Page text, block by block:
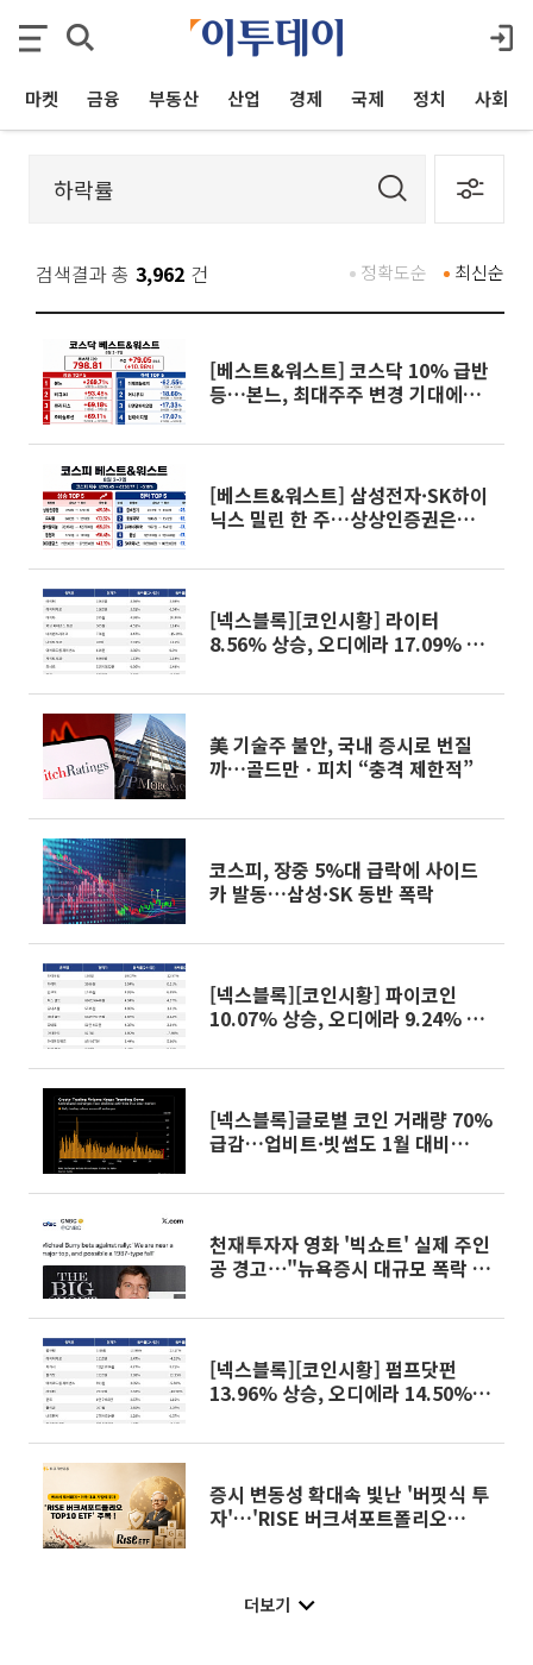
마켓 금융 부동산 산업 경제 국제 정치 사회
검색결과 총 3,962 건 최신순
정확도순
[베스트&워스트] 코스닥 10% 급반
등…본느, 최대주주 변경 기대에
[베스트&워스트] 삼성전자·SK하이
닉스 밀린 한 주…상상인증권은
[넥스블록][코인시황] 라이터
8.56% 상승, 오디에라 17.09% 하
美 기술주 불안, 국내 증시로 번질
까…골드만ㆍ피치 “충격 제한적”
코스피, 장중 5%대 급락에 사이드
카 발동…삼성·SK 동반 폭락
[넥스블록][코인시황] 파이코인
10.07% 상승, 오디에라 9.24% 하
[넥스블록]글로벌 코인 거래량 70%
급감…업비트·빗썸도 1월 대비
천재투자자 영화 '빅쇼트' 실제 주인
공 경고⋯"뉴욕증시 대규모 폭락 우
[넥스블록][코인시황] 펌프닷펀
13.96% 상승, 오디에라 14.50%
증시 변동성 확대속 빛난 '버핏식 투
자'…'RISE 버크셔포트폴리오
더보기